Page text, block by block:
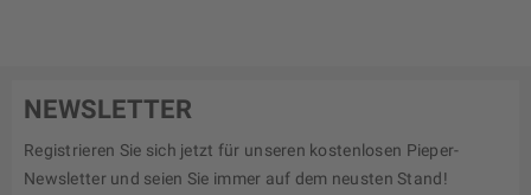
NEWSLETTER
Registrieren Sie sich jetzt für unseren kostenlosen Pieper-
Newsletter und seien Sie immer auf dem neusten Stand!